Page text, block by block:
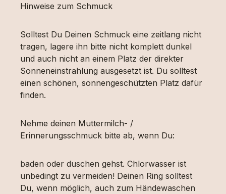
Hinweise zum Schmuck
Solltest Du Deinen Schmuck eine zeitlang nicht
tragen, lagere ihn bitte nicht komplett dunkel
und auch nicht an einem Platz der direkter
Sonneneinstrahlung ausgesetzt ist. Du solltest
einen schönen, sonnengeschützten Platz dafür
finden.
Nehme deinen Muttermilch- /
Erinnerungsschmuck bitte ab, wenn Du:
baden oder duschen gehst. Chlorwasser ist
unbedingt zu vermeiden! Deinen Ring solltest
Du, wenn möglich, auch zum Händewaschen